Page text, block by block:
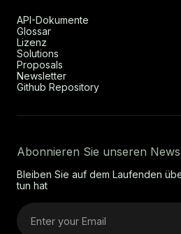
API-Dokumente
Glossar
Lizenz
Solutions
Proposals
Newsletter
Github Repository
Abonnieren Sie unseren
Bleiben Sie auf dem Laufenden
tun hat